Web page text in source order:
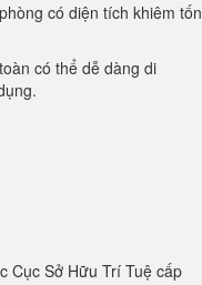
có diện tích khiêm tốn
có thể dễ dàng di
Cục Sở Hữu Trí Tuệ cấp